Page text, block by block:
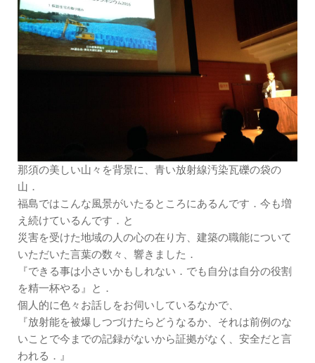
那須の美しい山々を背景に、青い放射線汚染瓦礫の袋の
山．
福島ではこんな風景がいたるところにあるんです．今も増
え続けているんです．と
災害を受けた地域の人の心の在り方、建築の職能について
いただいた言葉の数々、響きました．
『できる事は小さいかもしれない．でも自分は自分の役割
を精一杯やる』と．
個人的に色々お話しをお伺いしているなかで、
『放射能を被爆しつづけたらどうなるか、それは前例のな
いことで今までの記録がないから証拠がなく、安全だと言
われる．』